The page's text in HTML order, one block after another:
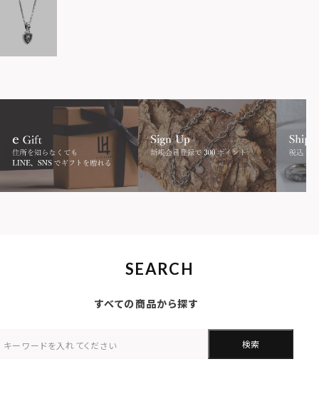
SEARCH
すべての商品から探す
検索